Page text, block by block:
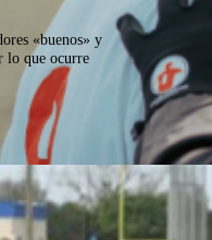
«buenos» y
lo que ocurre